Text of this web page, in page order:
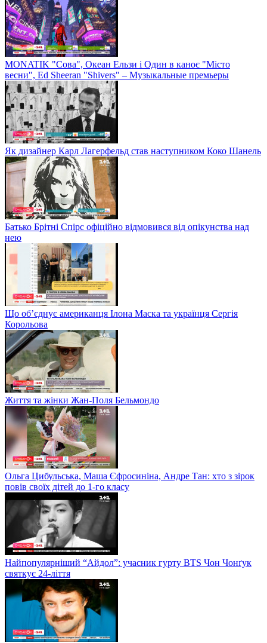
MONATIK "Сова", Океан Ельзи і Один в каноє "Місто
весни", Ed Sheeran "Shivers" – Музыкальные премьеры
Як дизайнер Карл Лагерфельд став наступником Коко Шанель
Батько Брітні Спірс офіційно відмовився від опікунства над
нею
Що об’єднує американця Ілона Маска та українця Сергія
Корольова
Життя та жінки Жан-Поля Бельмондо
Ольга Цибульська, Маша Єфросиніна, Андре Тан: хто з зірок
повів своїх дітей до 1-го класу
Найпопулярніший “Айдол”: учасник гурту BTS Чон Чонґук
святкує 24-ліття